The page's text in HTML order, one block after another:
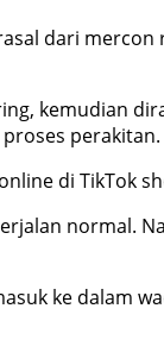
dari
kemudian
perakitan.
di TikTok
normal.
ke dalam